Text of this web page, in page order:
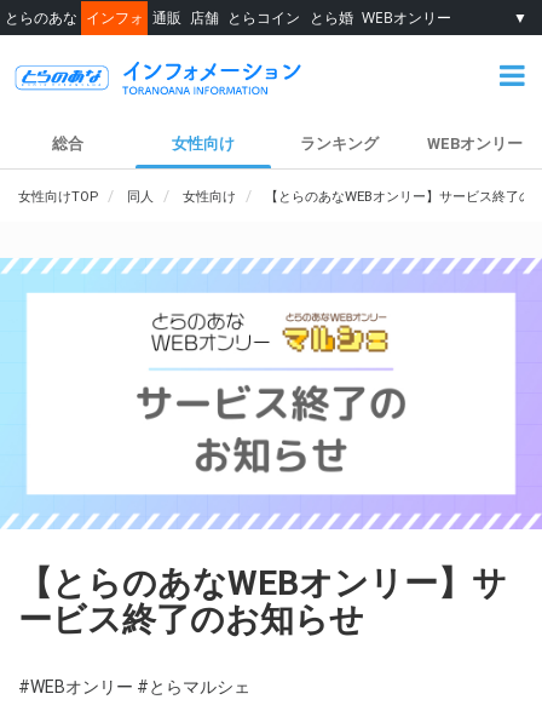
とらのあな インフォ 通販 店舗 とらコイン とら婚 WEBオンリー ▼
総合 女性向け ランキング WEBオンリー
女性向けTOP 同人 女性向け 【とらのあなWEBオンリー】サービス終了の
【とらのあなWEBオンリー】サ
ービス終了のお知らせ
#WEBオンリー #とらマルシェ